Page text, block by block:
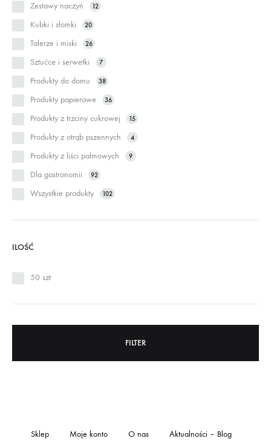
Zestawy naczyń 12
Kubki i słomki 20
Talerze i miski 26
Sztućce i serwetki 7
Produkty do domu 38
Produkty papierowe 36
Produkty z trzciny cukrowej 15
Produkty z otrąb pszennych 4
Produkty z liści palmowych 9
Dla gastronomii 92
Wszystkie produkty 102
ILOŚĆ
50 szt
FILTER
Sklep Moje konto O nas
Aktualności – Blog